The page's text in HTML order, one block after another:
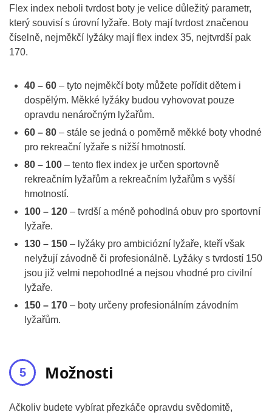
Flex index neboli tvrdost boty je velice důležitý parametr,
který souvisí s úrovní lyžaře. Boty mají tvrdost značenou
číselně, nejměkčí lyžáky mají flex index 35, nejtvrdší pak
170.
40 – 60 – tyto nejměkčí boty můžete pořídit dětem i
dospělým. Měkké lyžáky budou vyhovovat pouze
opravdu nenáročným lyžařům.
60 – 80 – stále se jedná o poměrně měkké boty vhodné
pro rekreační lyžaře s nižší hmotností.
80 – 100 – tento flex index je určen sportovně
rekreačním lyžařům a rekreačním lyžařům s vyšší
hmotností.
100 – 120 – tvrdší a méně pohodlná obuv pro sportovní
lyžaře.
130 – 150 – lyžáky pro ambiciózní lyžaře, kteří však
nelyžují závodně či profesionálně. Lyžáky s tvrdostí 150
jsou již velmi nepohodlné a nejsou vhodné pro civilní
lyžaře.
150 – 170 – boty určeny profesionálním závodním
lyžařům.
Možnosti
Ačkoliv budete vybírat přezkáče opravdu svědomitě,